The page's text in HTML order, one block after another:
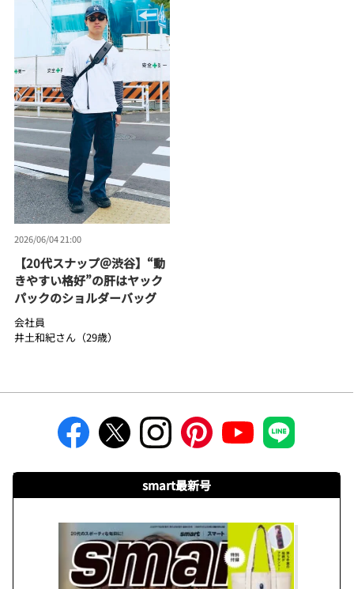
2026/06/04 21:00
【20代スナップ＠渋谷】“動
きやすい格好”の肝はヤック
パックのショルダーバッグ
会社員
井土和紀さん（29歳）
smart最新号